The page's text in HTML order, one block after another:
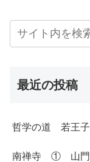
最近の投稿
哲学の道 若王子
南禅寺 ① 山